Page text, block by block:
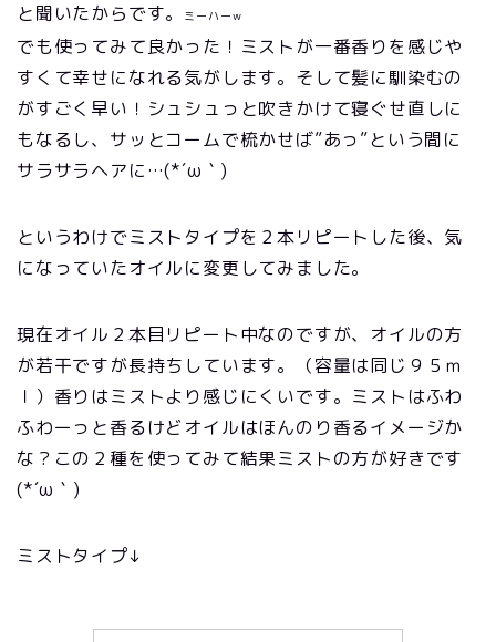
と聞いたからです。
ミーハーｗ
でも使ってみて良かった！ミストが一番香りを感じや
すくて幸せになれる気がします。そして髪に馴染むの
がすごく早い！シュシュっと吹きかけて寝ぐせ直しに
もなるし、サッとコームで梳かせば”あっ”という間に
サラサラヘアに…(*´ω｀)
というわけでミストタイプを２本リピートした後、気
になっていたオイルに変更してみました。
現在オイル２本目リピート中なのですが、オイルの方
が若干ですが長持ちしています。（容量は同じ９５ｍ
ｌ）香りはミストより感じにくいです。ミストはふわ
ふわーっと香るけどオイルはほんのり香るイメージか
な？この２種を使ってみて結果ミストの方が好きです
(*´ω｀)
ミストタイプ↓